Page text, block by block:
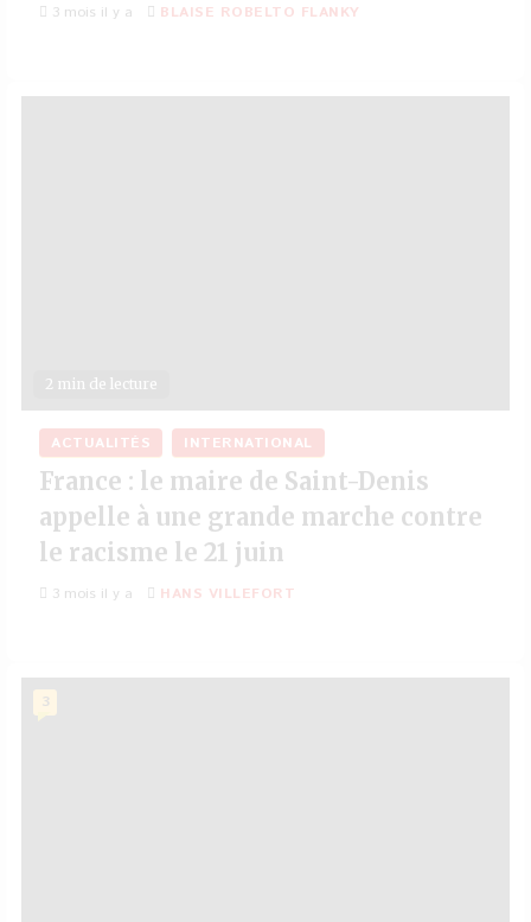
3 mois il y a BLAISE ROBELTO FLANKY
2 min de lecture
ACTUALITÉS INTERNATIONAL
France : le maire de Saint-Denis
appelle à une grande marche contre
le racisme le 21 juin
3 mois il y a HANS VILLEFORT
3